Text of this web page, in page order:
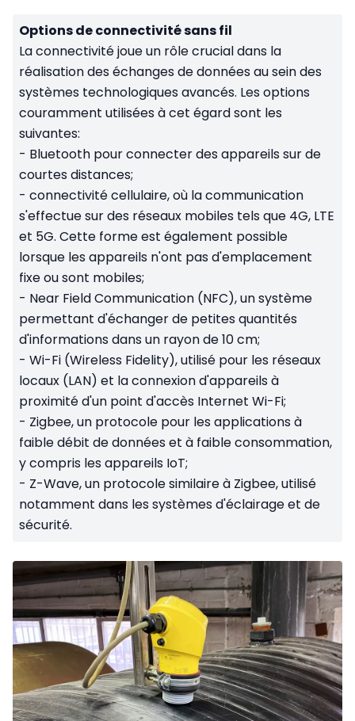
Options de connectivité sans fil
La connectivité joue un rôle crucial dans la
réalisation des échanges de données au sein des
systèmes technologiques avancés. Les options
couramment utilisées à cet égard sont les
suivantes:
- Bluetooth pour connecter des appareils sur de
courtes distances;
- connectivité cellulaire, où la communication
s'effectue sur des réseaux mobiles tels que 4G, LTE
et 5G. Cette forme est également possible
lorsque les appareils n'ont pas d'emplacement
fixe ou sont mobiles;
- Near Field Communication (NFC), un système
permettant d'échanger de petites quantités
d'informations dans un rayon de 10 cm;
- Wi-Fi (Wireless Fidelity), utilisé pour les réseaux
locaux (LAN) et la connexion d'appareils à
proximité d'un point d'accès Internet Wi-Fi;
- Zigbee, un protocole pour les applications à
faible débit de données et à faible consommation,
y compris les appareils IoT;
- Z-Wave, un protocole similaire à Zigbee, utilisé
notamment dans les systèmes d'éclairage et de
sécurité.